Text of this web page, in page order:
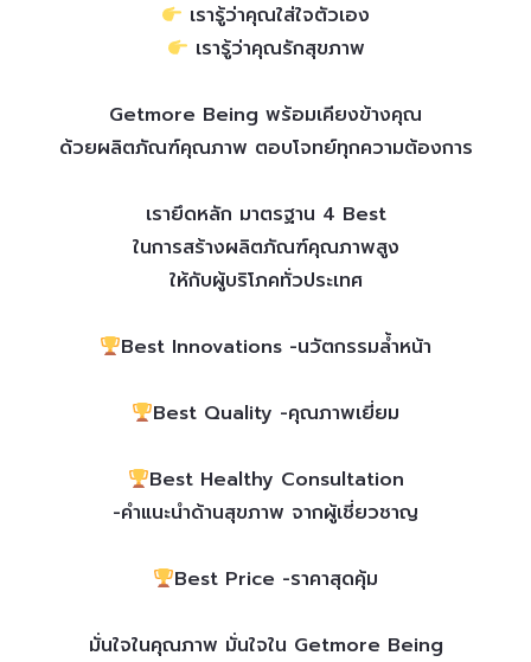
เรารู้ว่าคุณใส่ใจตัวเอง
เรารู้ว่าคุณรักสุขภาพ
Getmore Being พร้อมเคียงข้างคุณ
ด้วยผลิตภัณฑ์คุณภาพ ตอบโจทย์ทุกความต้องการ
เรายึดหลัก มาตรฐาน 4 Best
ในการสร้างผลิตภัณฑ์คุณภาพสูง
ให้กับผู้บริโภคทั่วประเทศ
Best Innovations -นวัตกรรมล้ำหน้า
Best Quality -คุณภาพเยี่ยม
Best Healthy Consultation
-คำแนะนำด้านสุขภาพ จากผู้เชี่ยวชาญ
Best Price -ราคาสุดคุ้ม
มั่นใจในคุณภาพ มั่นใจใน Getmore Being